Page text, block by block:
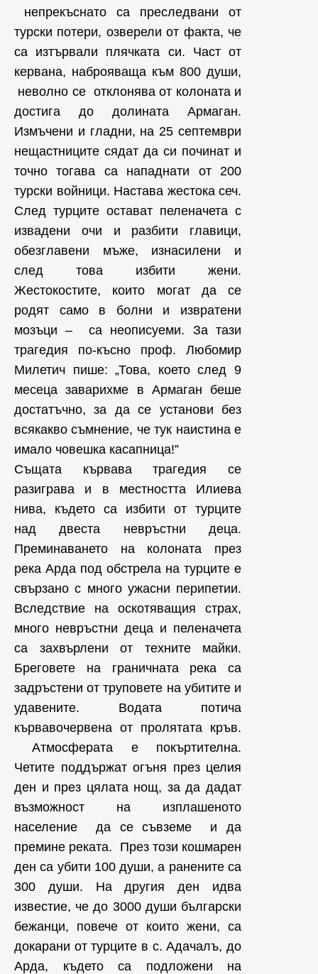
непрекъснато са преследвани от
турски потери, озверели от факта, че
са изтървали плячката си. Част от
кервана, наброяваща към 800 души,
неволно се отклонява от колоната и
достига до долината Армаган.
Измъчени и гладни, на 25 септември
нещастниците сядат да си починат и
точно тогава са нападнати от 200
турски войници. Настава жестока сеч.
След турците остават пеленачета с
извадени очи и разбити главици,
обезглавени мъже, изнасилени и
след това избити жени.
Жестокостите, които могат да се
родят само в болни и извратени
мозъци – са неописуеми. За тази
трагедия по-късно проф. Любомир
Милетич пише: „Това, което след 9
месеца заварихме в Армаган беше
достатъчно, за да се установи без
всякакво съмнение, че тук наистина е
имало човешка касапница!”
Същата кървава трагедия се
разиграва и в местността Илиева
нива, където са избити от турците
над двеста невръстни деца.
Преминаването на колоната през
река Арда под обстрела на турците е
свързано с много ужасни перипетии.
Вследствие на оскотяващия страх,
много невръстни деца и пеленачета
са захвърлени от техните майки.
Бреговете на граничната река са
задръстени от труповете на убитите и
удавените. Водата потича
кървавочервена от пролятата кръв.
Атмосферата е покъртителна.
Четите поддържат огъня през целия
ден и през цялата нощ, за да дадат
възможност на изплашеното
население да се съвземе и да
премине реката. През този кошмарен
ден са убити 100 души, а ранените са
300 души. На другия ден идва
известие, че до 3000 души български
бежанци, повече от които жени, са
докарани от турците в с. Адачалъ, до
Арда, където са подложени на